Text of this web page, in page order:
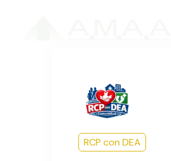
RCP con DEA